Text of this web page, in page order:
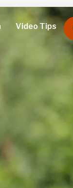
Video Tips